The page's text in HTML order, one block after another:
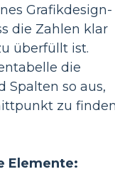
Grafikdesign-
die Zahlen klar
überfüllt ist.
die
Spalten so aus,
zu
Elemente: